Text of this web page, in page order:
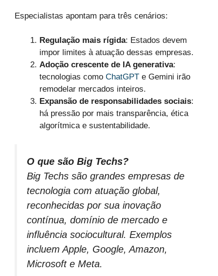
Especialistas apontam para três cenários:
Regulação mais rígida: Estados devem
impor limites à atuação dessas empresas.
Adoção crescente de IA generativa:
tecnologias como ChatGPT e Gemini irão
remodelar mercados inteiros.
Expansão de responsabilidades sociais:
há pressão por mais transparência, ética
algorítmica e sustentabilidade.
O que são Big Techs?
Big Techs são grandes empresas de
tecnologia com atuação global,
reconhecidas por sua inovação
contínua, domínio de mercado e
influência sociocultural. Exemplos
incluem Apple, Google, Amazon,
Microsoft e Meta.